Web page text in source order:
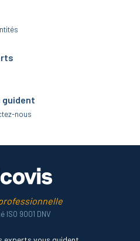
guident
nous
ISO 9001 DNV